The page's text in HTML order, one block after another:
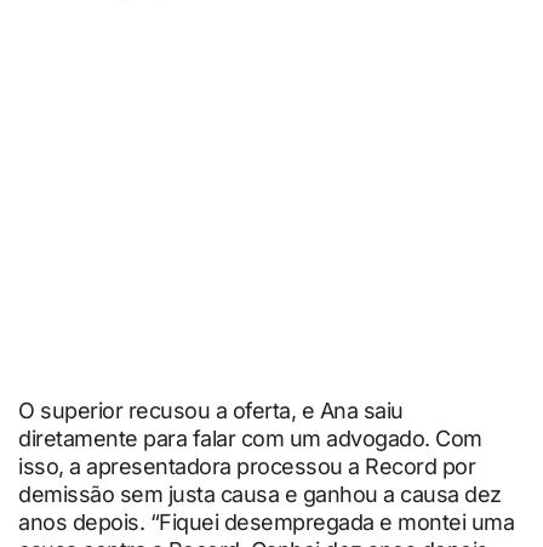
O superior recusou a oferta, e Ana saiu
diretamente para falar com um advogado. Com
isso, a apresentadora processou a Record por
demissão sem justa causa e ganhou a causa dez
anos depois. “Fiquei desempregada e montei uma